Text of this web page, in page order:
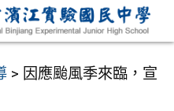
> 因應颱風季來臨，宣